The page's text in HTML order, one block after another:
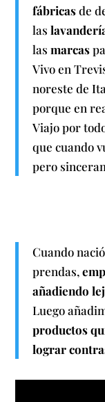
fábricasde
las
lasmarcas
Vivo en
noreste de
porque en
Viajo por
que cuando
pero
Cuando
prendas,
añadiendo
Luego
productos
lograr